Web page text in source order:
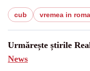
cub vremea in
Urmărește știrile
News